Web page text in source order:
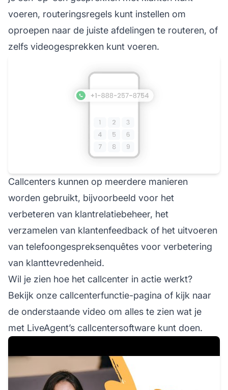
voeren, routeringsregels kunt instellen om
oproepen naar de juiste afdelingen te routeren, of
zelfs videogesprekken kunt voeren.
Callcenters kunnen op meerdere manieren
worden gebruikt, bijvoorbeeld voor het
verbeteren van klantrelatiebeheer, het
verzamelen van klantenfeedback of het uitvoeren
van telefoongespreksenquêtes voor verbetering
van klanttevredenheid.
Wil je zien hoe het callcenter in actie werkt?
Bekijk onze callcenterfunctie-pagina of kijk naar
de onderstaande video om alles te zien wat je
met LiveAgent’s callcentersoftware kunt doen.